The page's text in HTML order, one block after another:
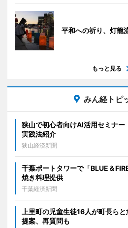
平和への祈り、灯籠
もっと見る
みん経トピ
狭山で初心者向けAI活用セミナ
実践法紹介
狭山経済新聞
千葉ポートタワーで「BLUE＆
焼き料理提供
千葉経済新聞
上里町の児童生徒16人が町長ら
提案、再質問も